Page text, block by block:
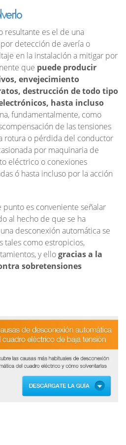
resultante es el de una
detección de avería o
en la instalación a mitigar por
que puede producir
envejecimiento
destrucción de todo tipo
hasta incluso
fundamentalmente, como
de las tensiones
rotura o pérdida del conductor
por maquinaria de
eléctrico o conexiones
ó hasta incluso por la acción
es conveniente señalar
al hecho de que se ha
desconexión automática se
tales como estropicios,
y ellogracias a la
sobretensiones